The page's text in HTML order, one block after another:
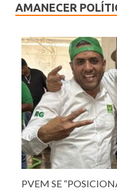
AMANECER
PVEM SE